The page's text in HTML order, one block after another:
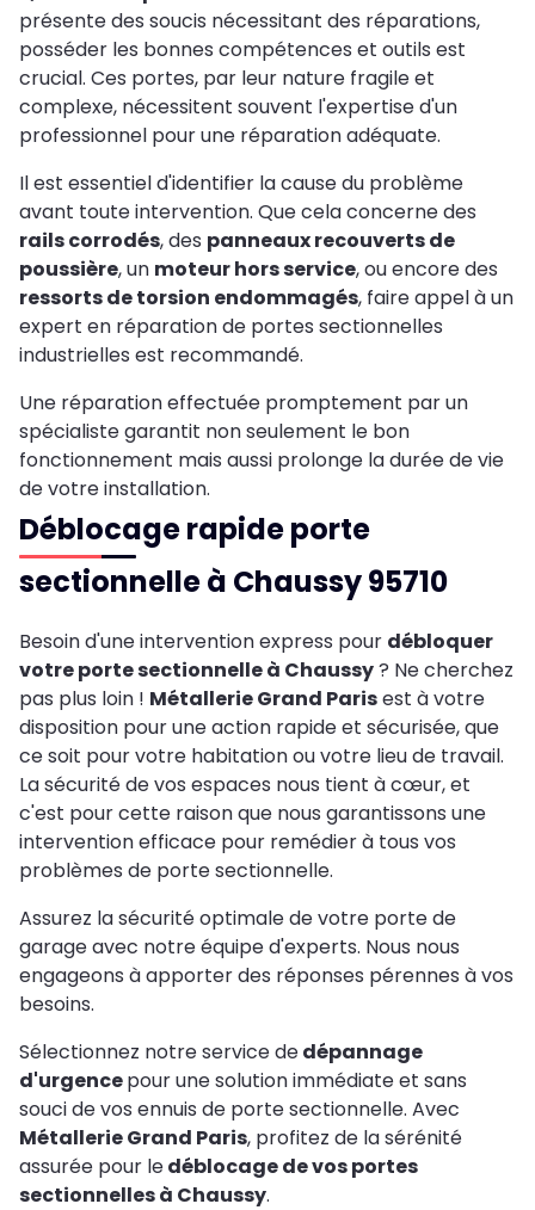
présente des soucis nécessitant des réparations,
posséder les bonnes compétences et outils est
crucial. Ces portes, par leur nature fragile et
complexe, nécessitent souvent l'expertise d'un
professionnel pour une réparation adéquate.
Il est essentiel d'identifier la cause du problème
avant toute intervention. Que cela concerne des
rails corrodés, des panneaux recouverts de
poussière, un moteur hors service, ou encore des
ressorts de torsion endommagés, faire appel à un
expert en réparation de portes sectionnelles
industrielles est recommandé.
Une réparation effectuée promptement par un
spécialiste garantit non seulement le bon
fonctionnement mais aussi prolonge la durée de vie
de votre installation.
Déblocage rapide porte
sectionnelle à Chaussy 95710
Besoin d'une intervention express pour débloquer
votre porte sectionnelle à Chaussy? Ne cherchez
pas plus loin ! Métallerie Grand Parisest à votre
disposition pour une action rapide et sécurisée, que
ce soit pour votre habitation ou votre lieu de travail.
La sécurité de vos espaces nous tient à cœur, et
c'est pour cette raison que nous garantissons une
intervention efficace pour remédier à tous vos
problèmes de porte sectionnelle.
Assurez la sécurité optimale de votre porte de
garage avec notre équipe d'experts. Nous nous
engageons à apporter des réponses pérennes à vos
besoins.
Sélectionnez notre service dedépannage
d'urgencepour une solution immédiate et sans
souci de vos ennuis de porte sectionnelle. Avec
Métallerie Grand Paris, profitez de la sérénité
assurée pour ledéblocage de vos portes
sectionnelles à Chaussy.